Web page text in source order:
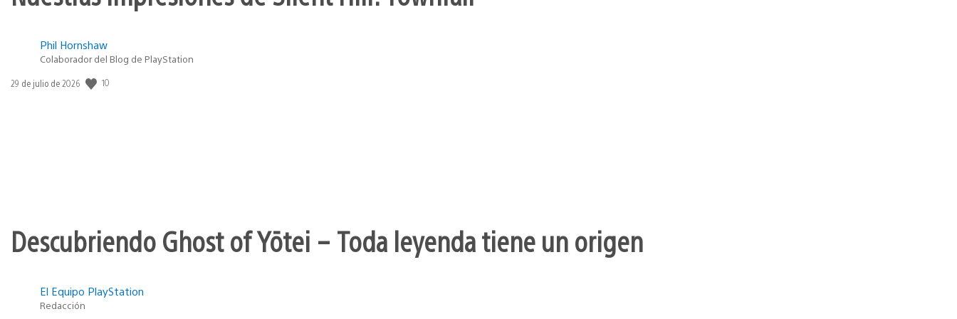
Phil Hornshaw
Colaborador del Blog de PlayStation
Fecha
29 de julio de 2026 10
Descubriendo Ghost of Yōtei – Toda leyenda tiene un origen
El Equipo PlayStation
Redacción